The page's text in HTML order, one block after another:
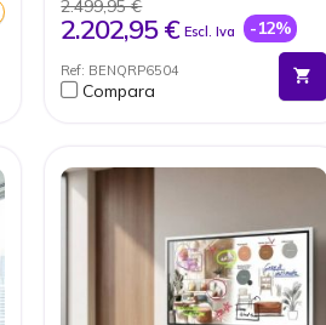
Tecnologia a bassa luce blu e
senza sfarfallio per il comfort
Sensore di qualità dell'aria
integrato per un ambiente più
2.499,95 €
2.202,95 € Escl. Iva -12%
Ref: BENQRP6504
Compara